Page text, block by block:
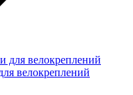
велокреплений